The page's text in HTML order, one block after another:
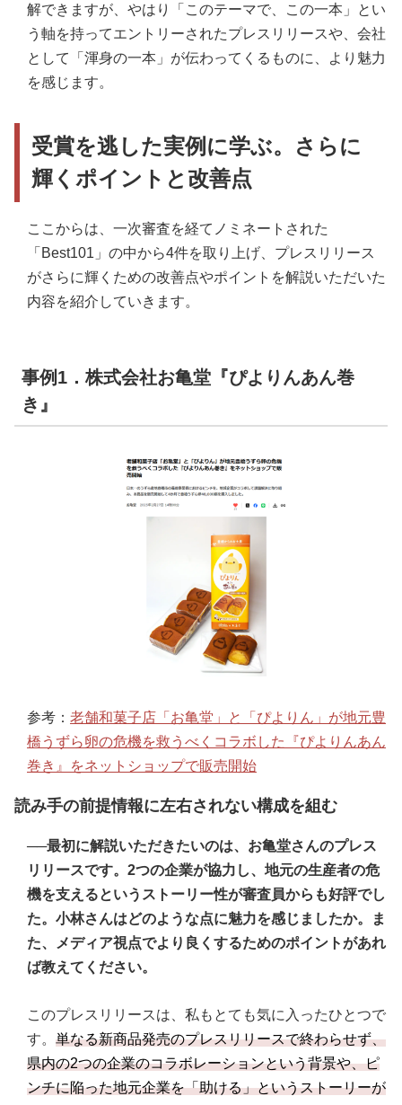
解できますが、やはり「このテーマで、この一本」とい
う軸を持ってエントリーされたプレスリリースや、会社
として「渾身の一本」が伝わってくるものに、より魅力
を感じます。
受賞を逃した実例に学ぶ。さらに
輝くポイントと改善点
ここからは、一次審査を経てノミネートされた
「Best101」の中から4件を取り上げ、プレスリリース
がさらに輝くための改善点やポイントを解説いただいた
内容を紹介していきます。
事例1．株式会社お亀堂『ぴよりんあん巻
き』
参考： 老舗和菓子店「お亀堂」と「ぴよりん」が地元豊
橋うずら卵の危機を救うべくコラボした『ぴよりんあん
巻き』をネットショップで販売開始
読み手の前提情報に左右されない構成を組む
──最初に解説いただきたいのは、お亀堂さんのプレス
リリースです。2つの企業が協力し、地元の生産者の危
機を支えるというストーリー性が審査員からも好評でし
た。小林さんはどのような点に魅力を感じましたか。ま
た、メディア視点でより良くするためのポイントがあれ
ば教えてください。
このプレスリリースは、私もとても気に入ったひとつで
す。 単なる新商品発売のプレスリリースで終わらせず、
県内の2つの企業のコラボレーションという背景や、ピ
ンチに陥った地元企業を「助ける」というストーリーが